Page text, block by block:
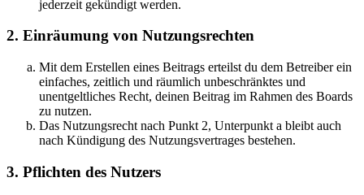
jederzeit gekündigt werden.
2. Einräumung von Nutzungsrechten
Mit dem Erstellen eines Beitrags erteilst du dem Betreiber ein
einfaches, zeitlich und räumlich unbeschränktes und
unentgeltliches Recht, deinen Beitrag im Rahmen des Boards
zu nutzen.
Das Nutzungsrecht nach Punkt 2, Unterpunkt a bleibt auch
nach Kündigung des Nutzungsvertrages bestehen.
3. Pflichten des Nutzers